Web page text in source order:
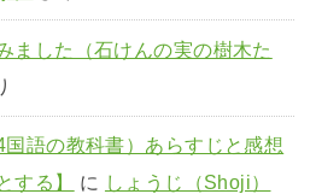
ました（石けんの実の樹木た
国語の教科書）あらすじと感想
する】
に しょうじ（Shoji）